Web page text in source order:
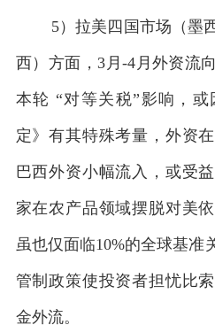
5）拉美四国市场（墨
西）方面，3月-4月外资流
本轮 “对等关税”影响，
定》有其特殊考量，外资
巴西外资小幅流入，或受
家在农产品领域摆脱对美
虽也仅面临10%的全球基准
管制政策使投资者担忧比
金外流。